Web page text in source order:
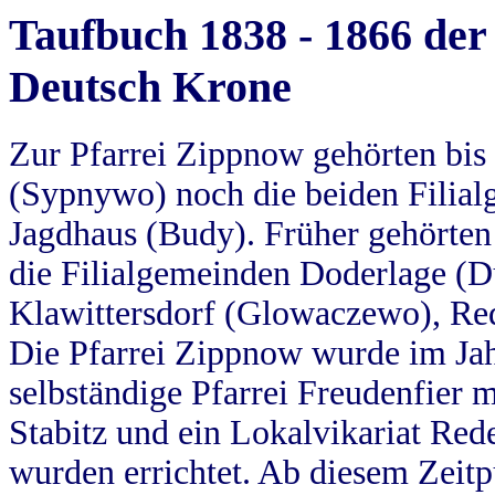
Taufbuch 1838 - 1866
Deutsch Krone
Zur Pfarrei Zippnow gehörten
(Sypnywo) noch die beiden
Jagdhaus (Budy). Früher
die Filialgemeinden Doderlage
Klawittersdorf (Glowaczewo),
Die Pfarrei Zippnow wurde im
selbständige Pfarrei Freudenfier
Stabitz und ein Lokalvikariat
wurden errichtet. Ab diesem